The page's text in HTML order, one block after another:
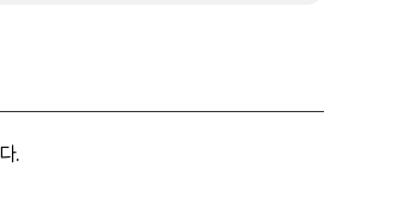
.